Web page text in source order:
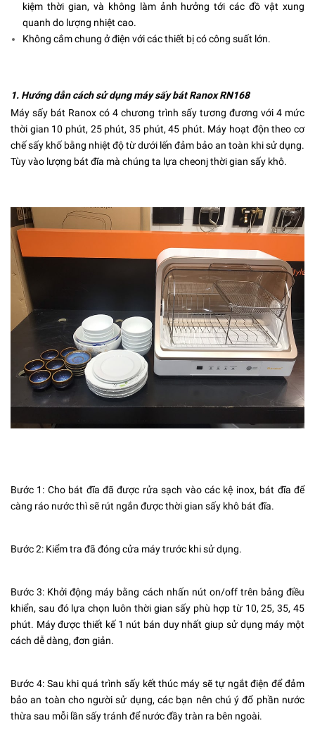
kiệm thời gian, và không làm ảnh hưởng tới các đồ vật xung
quanh do lượng nhiệt cao.
Không cắm chung ở điện với các thiết bị có công suất lớn.
1. Hướng dẫn cách sử dụng máy sấy bát Ranox RN168
Máy sấy bát Ranox có 4 chương trình sấy tương đương với 4 mức
thời gian 10 phút, 25 phút, 35 phút, 45 phút. Máy hoạt độn theo cơ
chế sấy khố bằng nhiệt độ từ dưới lến đảm bảo an toàn khi sử dụng.
Tùy vào lượng bát đĩa mà chúng ta lựa cheonj thời gian sấy khô.
Bước 1: Cho bát đĩa đã được rửa sạch vào các kệ inox, bát đĩa để
càng ráo nước thì sẽ rút ngắn được thời gian sấy khô bát đĩa.
Bước 2: Kiểm tra đã đóng cửa máy trước khi sử dụng.
Bước 3: Khởi động máy bằng cách nhấn nút on/off trên bảng điều
khiển, sau đó lựa chọn luôn thời gian sấy phù hợp từ 10, 25, 35, 45
phút. Máy được thiết kế 1 nút bán duy nhất giup sử dụng máy một
cách dễ dàng, đơn giản.
Bước 4: Sau khi quá trình sấy kết thúc máy sẽ tự ngắt điện để đảm
bảo an toàn cho người sử dụng, các bạn nên chú ý đổ phần nước
thừa sau mỗi lần sấy tránh để nước đầy tràn ra bên ngoài.